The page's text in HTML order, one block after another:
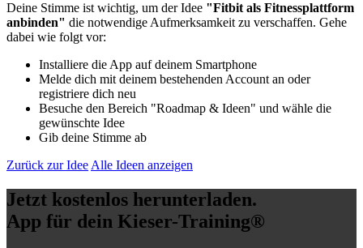
Deine Stimme ist wichtig, um der Idee "Fitbit als Fitnessplattform
anbinden" die notwendige Aufmerksamkeit zu verschaffen. Gehe
dabei wie folgt vor:
Installiere die App auf deinem Smartphone
Melde dich mit deinem bestehenden Account an oder
registriere dich neu
Besuche den Bereich "Roadmap & Ideen" und wähle die
gewünschte Idee
Gib deine Stimme ab
Zurück zur IdeeAlle Ideen anzeigen
Jetzt kostenlos herunterladen.
App für dein Kieser-Training®